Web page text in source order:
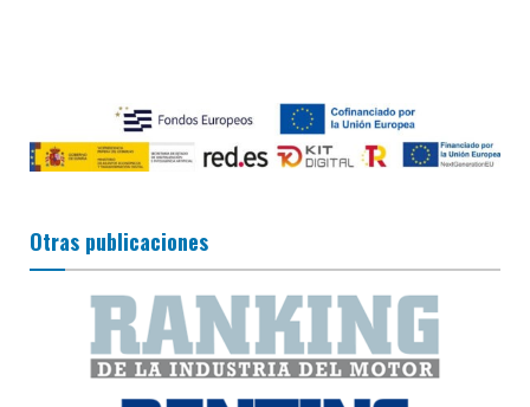
Otras publicaciones